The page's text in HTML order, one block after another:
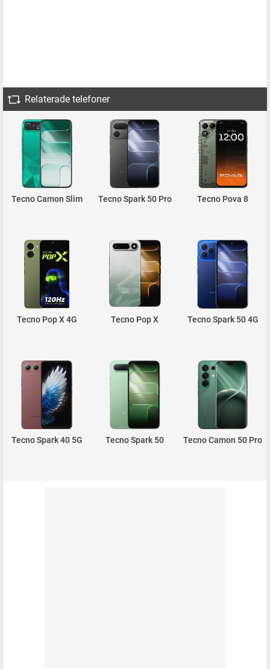
Relaterade telefoner
Tecno Camon Slim Tecno Spark 50 Pro Tecno Pova 8
Tecno Pop X 4G Tecno Pop X Tecno Spark 50 4G
Tecno Spark 40 5G Tecno Spark 50 Tecno Camon 50 Pro